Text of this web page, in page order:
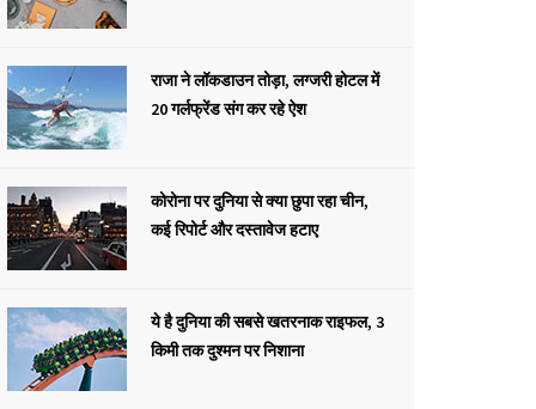
राजा ने लॉकडाउन तोड़ा, लग्जरी होटल में
20 गर्लफ्रेंड संग कर रहे ऐश
कोरोना पर दुनिया से क्या छुपा रहा चीन,
कई रिपोर्ट और दस्तावेज हटाए
ये है दुनिया की सबसे खतरनाक राइफल, 3
किमी तक दुश्मन पर निशाना